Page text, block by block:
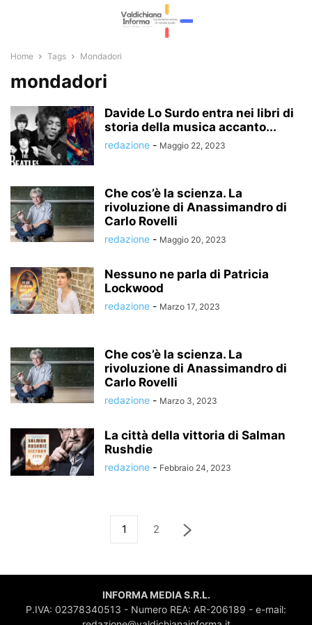
Home Tags Mondadori
mondadori
Davide Lo Surdo entra nei libri di
storia della musica accanto...
redazione - Maggio 22, 2023
Che cos’è la scienza. La
rivoluzione di Anassimandro di
Carlo Rovelli
redazione - Maggio 20, 2023
Nessuno ne parla di Patricia
Lockwood
redazione - Marzo 17, 2023
Che cos’è la scienza. La
rivoluzione di Anassimandro di
Carlo Rovelli
redazione - Marzo 3, 2023
La città della vittoria di Salman
Rushdie
redazione - Febbraio 24, 2023
1 2
INFORMA MEDIA S.R.L.
P.IVA: 02378340513 - Numero REA: AR-206189 - e-mail: